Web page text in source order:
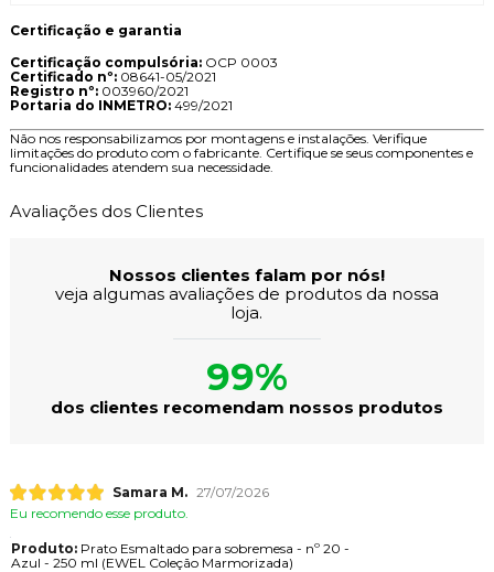
Certificação e garantia
Certificação compulsória:OCP 0003
Certificado nº:08641-05/2021
Registro nº:003960/2021
Portaria do INMETRO: 499/2021
Não nos responsabilizamos por montagens e instalações. Verifique
limitações do produto com o fabricante. Certifique se seus componentes e
funcionalidades atendem sua necessidade.
Avaliações dos Clientes
Nossos clientes falam por nós!
veja algumas avaliações de produtos da nossa
loja.
99%
dos clientes recomendam nossos produtos
Samara M. 27/07/2026
Eu recomendo esse produto.
Produto:Prato Esmaltado para sobremesa - nº 20 -
Azul - 250 ml (EWEL Coleção Marmorizada)